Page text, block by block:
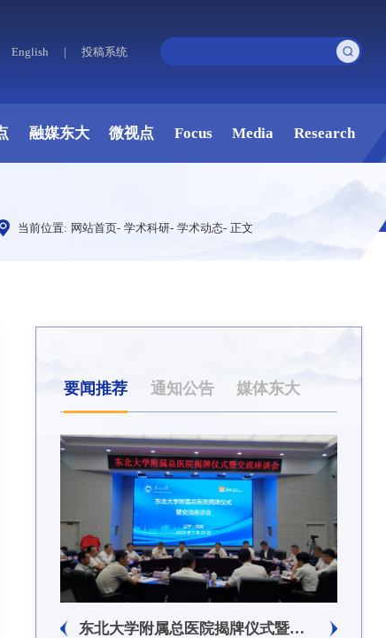
English | 投稿系统
融媒东大 微视点 Focus Media Research
当前位置: 网站首页- 学术科研- 学术动态- 正文
要闻推荐 通知公告 媒体东大
东北大学附属总医院揭牌仪式暨交流座谈会举行 东北大学举办树立和践行正确政绩观学习教育培训班